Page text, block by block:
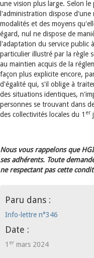
une vision plus large. Selon
l'administration dispose
modalités et des moyens
égard, nul ne dispose de
l'adaptation du service public
particulier illustré par la règle
au maintien acquis de la
façon plus explicite encore,
d'égalité qui, s'il oblige à
des situations identiques,
personnes se trouvant dans
des collectivités locales du 1 er
Nous vous rappelons que
ses adhérents. Toute
ne respectant pas cette
Paru dans :
Info-lettre n°346
Date :
1 er mars 2024